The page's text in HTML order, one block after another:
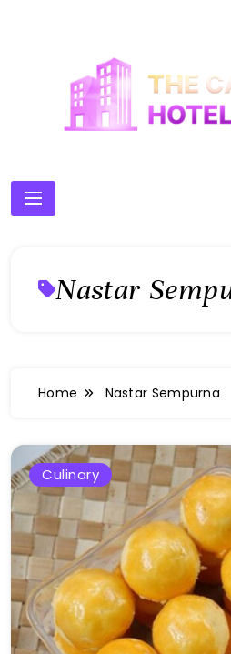
The Cadillac Hotel
Nastar
Home Nastar Sempurna
Culinary